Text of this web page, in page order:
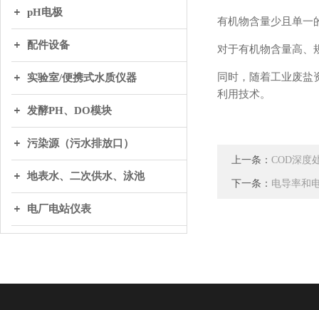
pH电极
配件设备
实验室/便携式水质仪器
发酵PH、DO模块
污染源（污水排放口）
地表水、二次供水、泳池
电厂电站仪表
有机物含量少且单一
对于有机物含量高、
同时，随着工业废盐
利用技术。
上一条： COD深度
下一条： 电导率和